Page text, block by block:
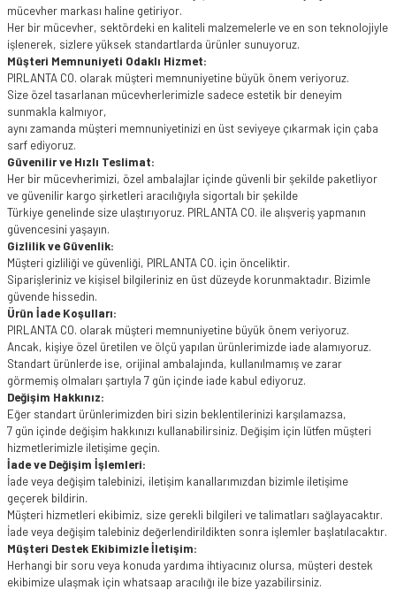
mücevher markası haline getiriyor.
Her bir mücevher, sektördeki en kaliteli malzemelerle ve en son teknolojiyle
işlenerek, sizlere yüksek standartlarda ürünler sunuyoruz.
Müşteri Memnuniyeti Odaklı Hizmet:
PIRLANTA CO. olarak müşteri memnuniyetine büyük önem veriyoruz.
Size özel tasarlanan mücevherlerimizle sadece estetik bir deneyim
sunmakla kalmıyor,
aynı zamanda müşteri memnuniyetinizi en üst seviyeye çıkarmak için çaba
sarf ediyoruz.
Güvenilir ve Hızlı Teslimat:
Her bir mücevherimizi, özel ambalajlar içinde güvenli bir şekilde paketliyor
ve güvenilir kargo şirketleri aracılığıyla sigortalı bir şekilde
Türkiye genelinde size ulaştırıyoruz. PIRLANTA CO. ile alışveriş yapmanın
güvencesini yaşayın.
Gizlilik ve Güvenlik:
Müşteri gizliliği ve güvenliği, PIRLANTA CO. için önceliktir.
Siparişleriniz ve kişisel bilgileriniz en üst düzeyde korunmaktadır. Bizimle
güvende hissedin.
Ürün İade Koşulları:
PIRLANTA CO. olarak müşteri memnuniyetine büyük önem veriyoruz.
Ancak, kişiye özel üretilen ve ölçü yapılan ürünlerimizde iade alamıyoruz.
Standart ürünlerde ise, orijinal ambalajında, kullanılmamış ve zarar
görmemiş olmaları şartıyla 7 gün içinde iade kabul ediyoruz.
Değişim Hakkınız:
Eğer standart ürünlerimizden biri sizin beklentilerinizi karşılamazsa,
7 gün içinde değişim hakkınızı kullanabilirsiniz. Değişim için lütfen müşteri
hizmetlerimizle iletişime geçin.
İade ve Değişim İşlemleri:
İade veya değişim talebinizi, iletişim kanallarımızdan bizimle iletişime
geçerek bildirin.
Müşteri hizmetleri ekibimiz, size gerekli bilgileri ve talimatları sağlayacaktır.
İade veya değişim talebiniz değerlendirildikten sonra işlemler başlatılacaktır.
Müşteri Destek Ekibimizle İletişim:
Herhangi bir soru veya konuda yardıma ihtiyacınız olursa, müşteri destek
ekibimize ulaşmak için whatsaap aracılığı ile bize yazabilirsiniz.